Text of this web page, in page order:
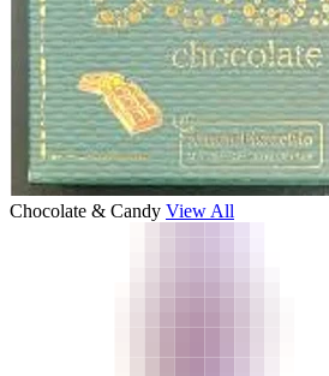
Chocolate & Candy View All